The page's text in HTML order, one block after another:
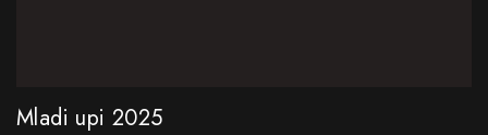
Mladi upi 2025